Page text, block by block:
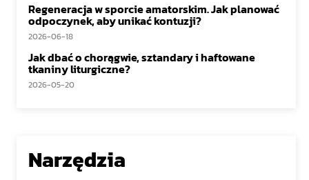
Regeneracja w sporcie amatorskim. Jak planować
odpoczynek, aby unikać kontuzji?
2026-06-18
Jak dbać o chorągwie, sztandary i haftowane
tkaniny liturgiczne?
2026-05-20
Narzędzia